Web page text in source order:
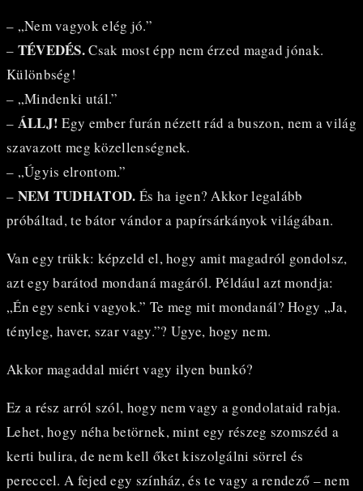
– „Nem vagyok elég jó.”
– TÉVEDÉS.Csak most épp nem érzed magad jónak.
Különbség!
– „Mindenki utál.”
– ÁLLJ! Egy ember furán nézett rád a buszon, nem a világ
szavazott meg közellenségnek.
– „Úgyis elrontom.”
– NEM TUDHATOD. És ha igen? Akkor legalább
próbáltad, te bátor vándor a papírsárkányok világában.
Van egy trükk: képzeld el, hogy amit magadról gondolsz,
azt egy barátod mondaná magáról. Például azt mondja:
„Én egy senki vagyok.” Te meg mit mondanál? Hogy „Ja,
tényleg, haver, szar vagy.”? Ugye, hogy nem.
Akkor magaddal miért vagy ilyen bunkó?
Ez a rész arról szól, hogy nem vagy a gondolataid rabja.
Lehet, hogy néha betörnek, mint egy részeg szomszéd a
kerti bulira, de nem kell őket kiszolgálni sörrel és
pereccel. A fejed egy színház, és te vagy a rendező – nem